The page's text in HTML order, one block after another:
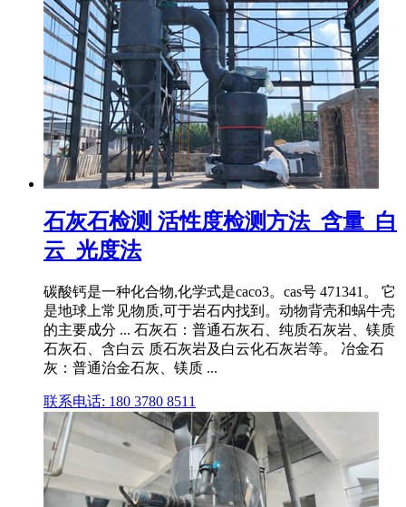
石灰石检测 活性度检测方法_含量_白
云_光度法
碳酸钙是一种化合物,化学式是caco3。cas号 471341。 它
是地球上常见物质,可于岩石内找到。动物背壳和蜗牛壳
的主要成分 ... 石灰石：普通石灰石、纯质石灰岩、镁质
石灰石、含白云 质石灰岩及白云化石灰岩等。 冶金石
灰：普通治金石灰、镁质 ...
联系电话: 180 3780 8511